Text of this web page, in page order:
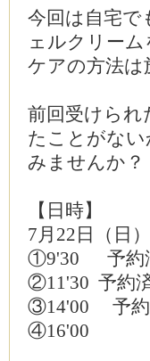
今回は自宅
ェルクリー
ケアの方法
前回受けら
たことがな
みませんか？
【日時】
7月22日（日
①9'30 予約
②11'30 予約
③14'00 予
④16'00